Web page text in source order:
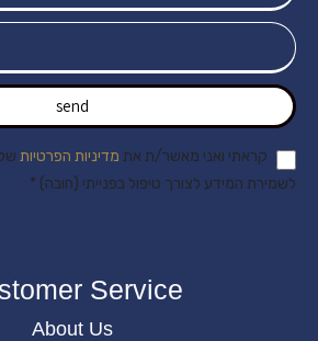
send
קראתי ואני מאשר/ת את מדיניות הפרטיות
לשמירת המידע לצורך טיפול בפנייתי (חובה) *
Service
About Us